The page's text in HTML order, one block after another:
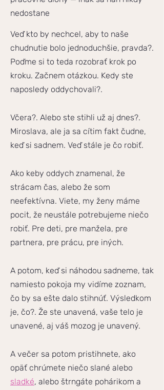
nedostane
Veď kto by nechcel, aby to naše
chudnutie bolo jednoduchšie, pravda?.
Poďme si to teda rozobrať krok po
kroku. Začnem otázkou. Kedy ste
naposledy oddychovali?.
Včera?. Alebo ste stihli už aj dnes?.
Miroslava, ale ja sa cítim fakt čudne,
keď si sadnem. Veď stále je čo robiť.
Ako keby oddych znamenal, že
strácam čas, alebo že som
neefektívna. Viete, my ženy máme
pocit, že neustále potrebujeme niečo
robiť. Pre deti, pre manžela, pre
partnera, pre prácu, pre iných.
A potom, keď si náhodou sadneme, tak
namiesto pokoja my vidíme zoznam,
čo by sa ešte dalo stihnúť. Výsledkom
je, čo?. Že ste unavená, vaše telo je
unavené, aj váš mozog je unavený.
A večer sa potom pristihnete, ako
opäť chrúmete niečo slané alebo
sladké, alebo štrngáte pohárikom a